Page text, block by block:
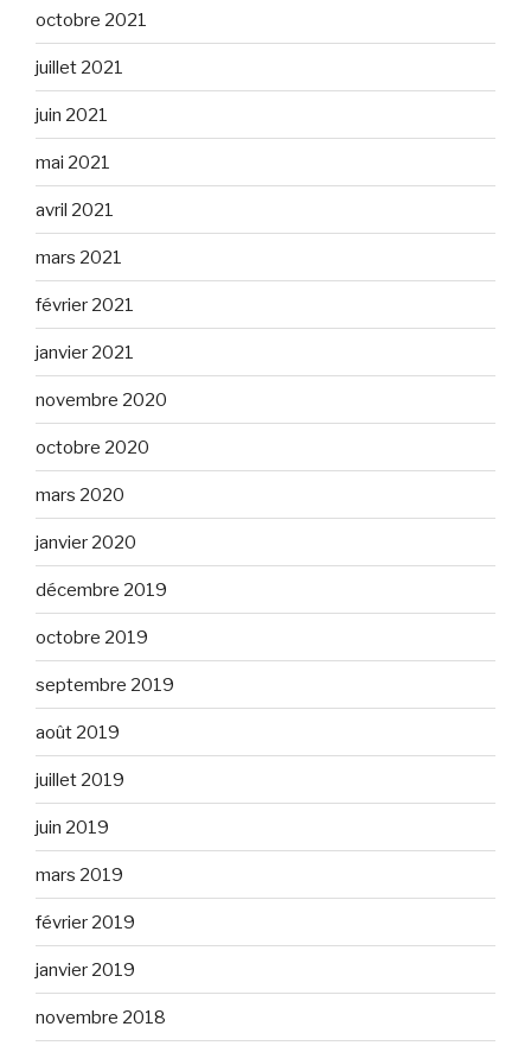
octobre 2021
juillet 2021
juin 2021
mai 2021
avril 2021
mars 2021
février 2021
janvier 2021
novembre 2020
octobre 2020
mars 2020
janvier 2020
décembre 2019
octobre 2019
septembre 2019
août 2019
juillet 2019
juin 2019
mars 2019
février 2019
janvier 2019
novembre 2018